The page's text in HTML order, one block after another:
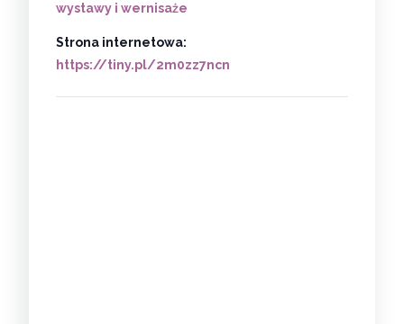
wystawy i wernisaże
Strona internetowa:
https://tiny.pl/2m0zz7ncn